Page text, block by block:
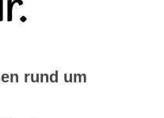
rund um